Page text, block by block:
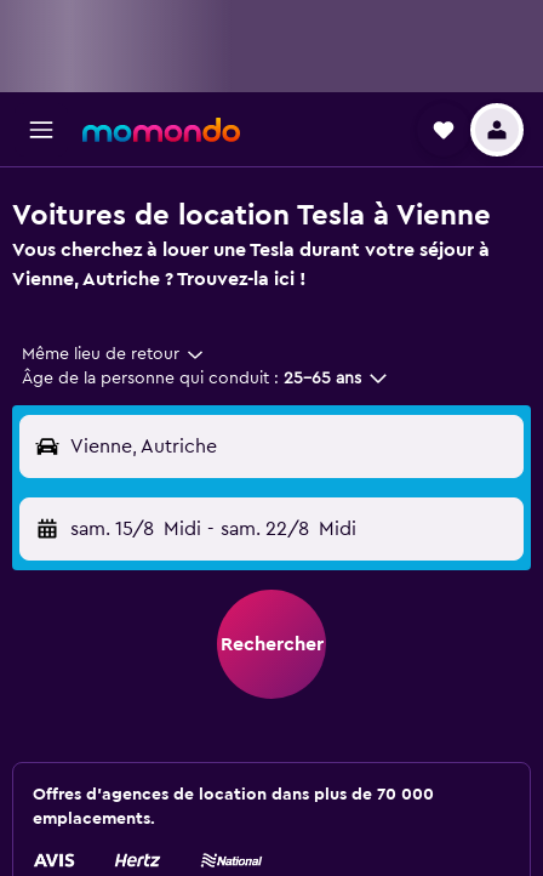
Voitures de location Tesla à Vienne
Vous cherchez à louer une Tesla durant votre séjour à
Vienne, Autriche ? Trouvez-la ici !
Même lieu de retour
Âge de la personne qui conduit : 25-65 ans
Vienne, Autriche
sam. 15/8 Midi - sam. 22/8 Midi
Rechercher
Offres d’agences de location dans plus de 70 000
emplacements.